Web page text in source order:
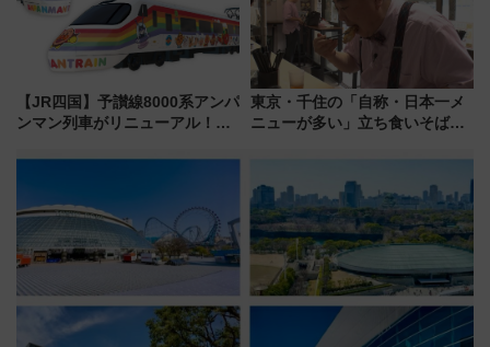
【JR四国】予讃線8000系アンパ
ンマン列車がリニューアル！内
今年12月
東京・千住の「自称・日本一メ
ニューが多い」立ち食いそば屋
地のふらっと立ち食いそば』
7/27夜10時～放送